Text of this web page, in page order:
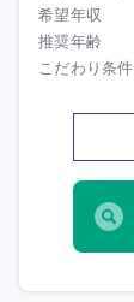
希望年収
推奨年齢
こだわり条件